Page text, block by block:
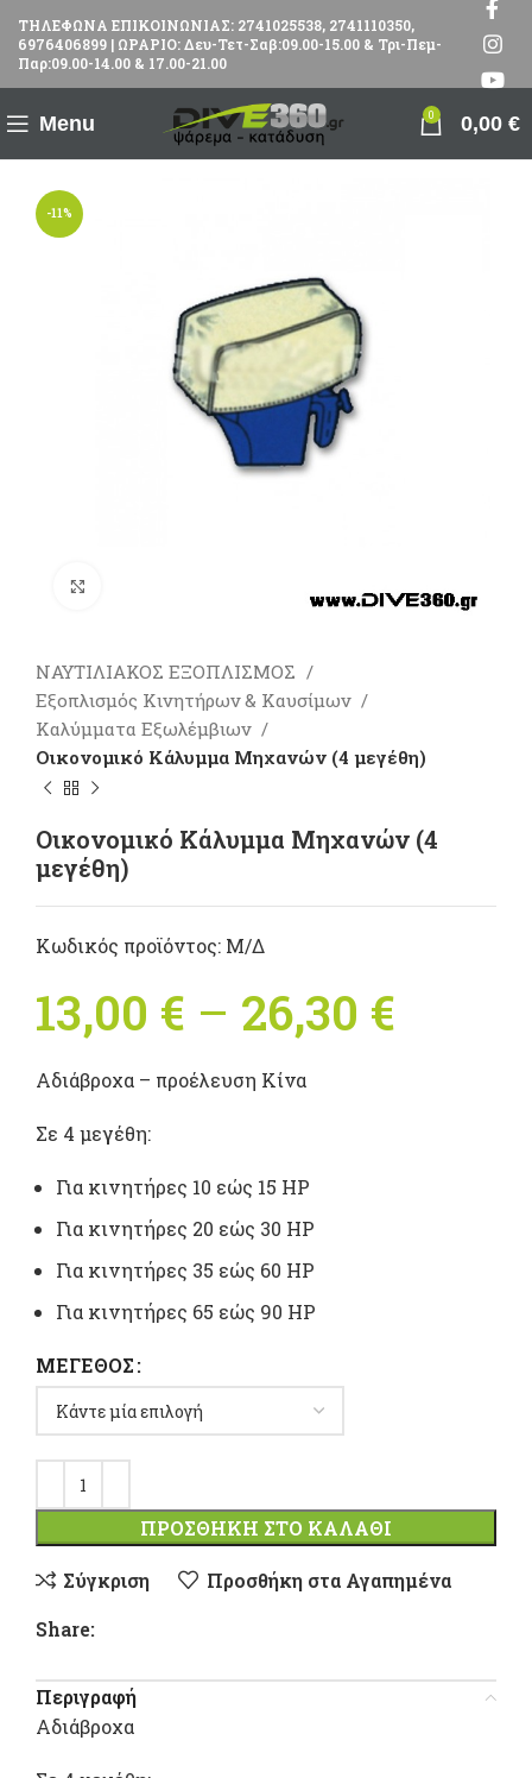
ΤΗΛΕΦΩΝΑ ΕΠΙΚΟΙΝΩΝΙΑΣ: 2741025538, 2741110350,
6976406899 | ΩΡΑΡΙΟ: Δευ-Τετ-Σαβ:09.00-15.00 & Τρι-Πεμ-
Παρ:09.00-14.00 & 17.00-21.00
Menu 0 0,00 €
-11%
ΝΑΥΤΙΛΙΑΚΟΣ ΕΞΟΠΛΙΣΜΟΣ
Εξοπλισμός Κινητήρων & Καυσίμων
Καλύμματα Εξωλέμβιων
Οικονομικό Κάλυμμα Μηχανών (4 μεγέθη)
Οικονομικό Κάλυμμα Μηχανών (4
μεγέθη)
Κωδικός προϊόντος: Μ/Δ
13,00 € – 26,30 €
Αδιάβροχα – προέλευση Κίνα
Σε 4 μεγέθη:
Για κινητήρες 10 εώς 15 ΗP
Για κινητήρες 20 εώς 30 ΗP
Για κινητήρες 35 εώς 60 ΗP
Για κινητήρες 65 εώς 90 ΗP
ΜΈΓΕΘΟΣ
ΠΡΟΣΘΉΚΗ ΣΤΟ ΚΑΛΆΘΙ
Σύγκριση
Προσθήκη στα Αγαπημένα
Share:
Περιγραφή
Αδιάβροχα